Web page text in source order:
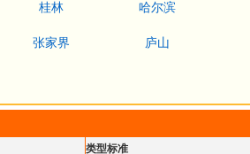
桂林 哈尔滨
张家界 庐山
类型标准